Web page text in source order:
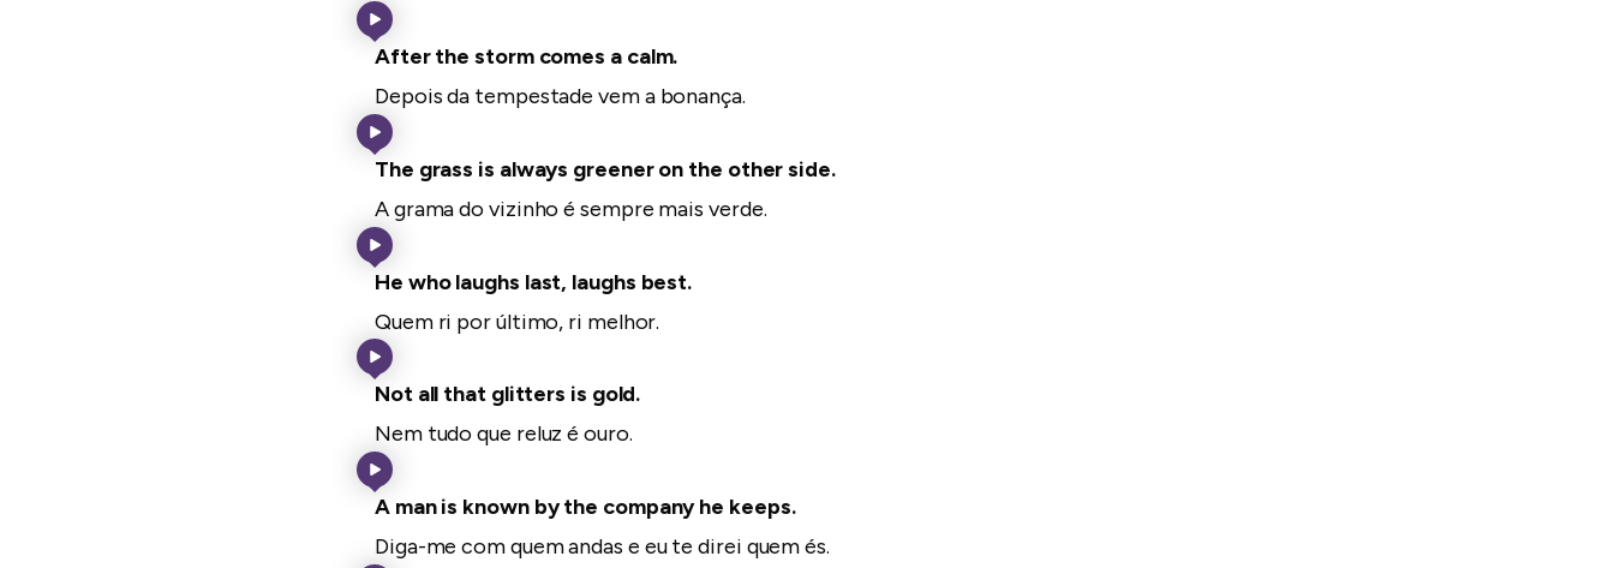
After the storm comes a calm.
Depois da tempestade vem a bonança.
The grass is always greener on the other side.
A grama do vizinho é sempre mais verde.
He who laughs last, laughs best.
Quem ri por último, ri melhor.
Not all that glitters is gold.
Nem tudo que reluz é ouro.
A man is known by the company he keeps.
Diga-me com quem andas e eu te direi quem és.